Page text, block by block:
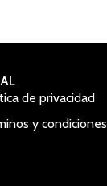
de privacidad
y condiciones